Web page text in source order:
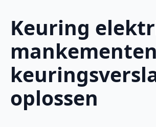
Keuring
oplossen